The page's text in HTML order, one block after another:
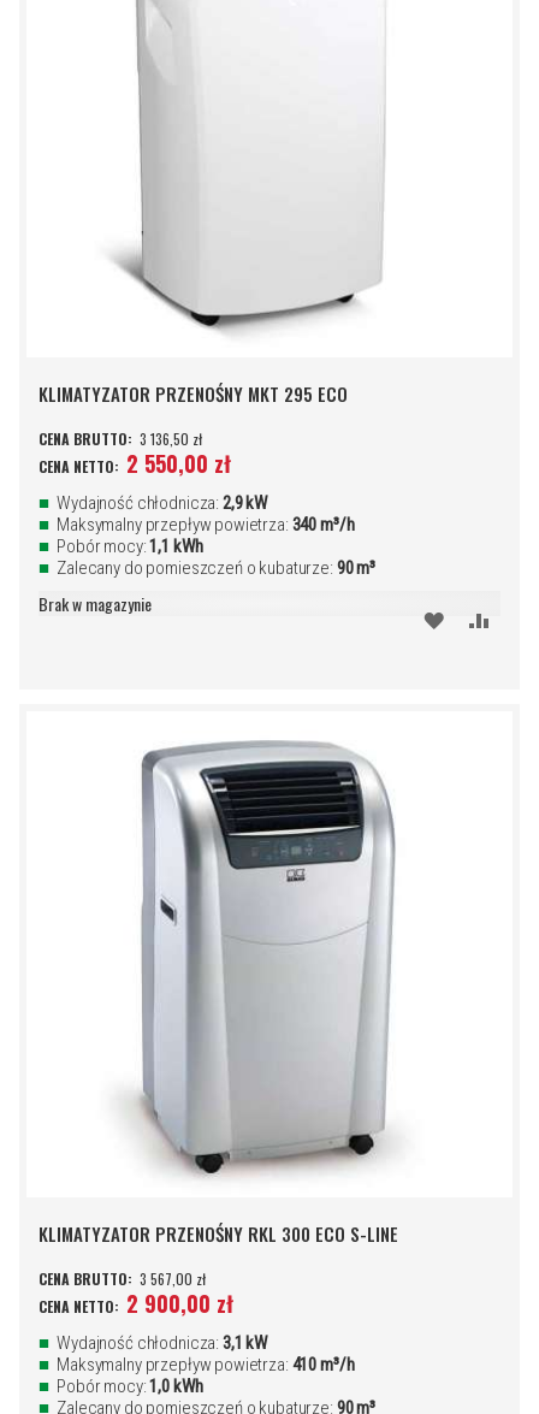
KLIMATYZATOR PRZENOŚNY MKT 295 ECO
3 136,50 zł
2 550,00 zł
Wydajność chłodnicza: 2,9 kW
Maksymalny przepływ powietrza: 340 m³/h
Pobór mocy:1,1 kWh
Zalecany do pomieszczeń o kubaturze: 90 m³
Brak w magazynie
DODAJ
KLIMATYZATOR PRZENOŚNY RKL 300 ECO S-LINE
3 567,00 zł
2 900,00 zł
Wydajność chłodnicza: 3,1 kW
Maksymalny przepływ powietrza: 410 m³/h
Pobór mocy:1,0 kWh
Zalecany do pomieszczeń o kubaturze: 90 m³